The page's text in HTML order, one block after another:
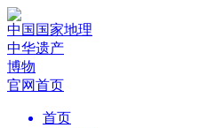
中国国家地理
中华遗产
博物
官网首页
首页